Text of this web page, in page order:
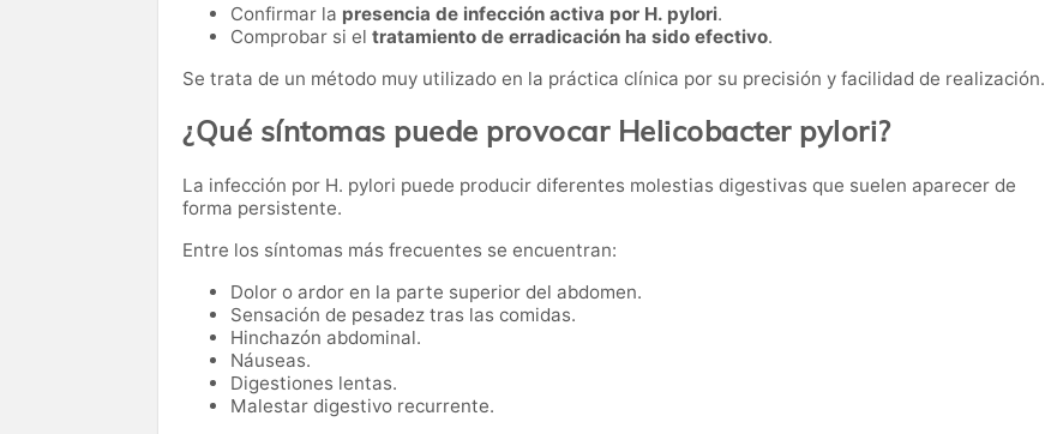
Confirmar la presencia de infección activa por H. pylori.
Comprobar si el tratamiento de erradicación ha sido efectivo.
Se trata de un método muy utilizado en la práctica clínica por su precisión y facilidad de realización.
¿Qué síntomas puede provocar Helicobacter pylori?
La infección por H. pylori puede producir diferentes molestias digestivas que suelen aparecer de
forma persistente.
Entre los síntomas más frecuentes se encuentran:
Dolor o ardor en la parte superior del abdomen.
Sensación de pesadez tras las comidas.
Hinchazón abdominal.
Náuseas.
Digestiones lentas.
Malestar digestivo recurrente.